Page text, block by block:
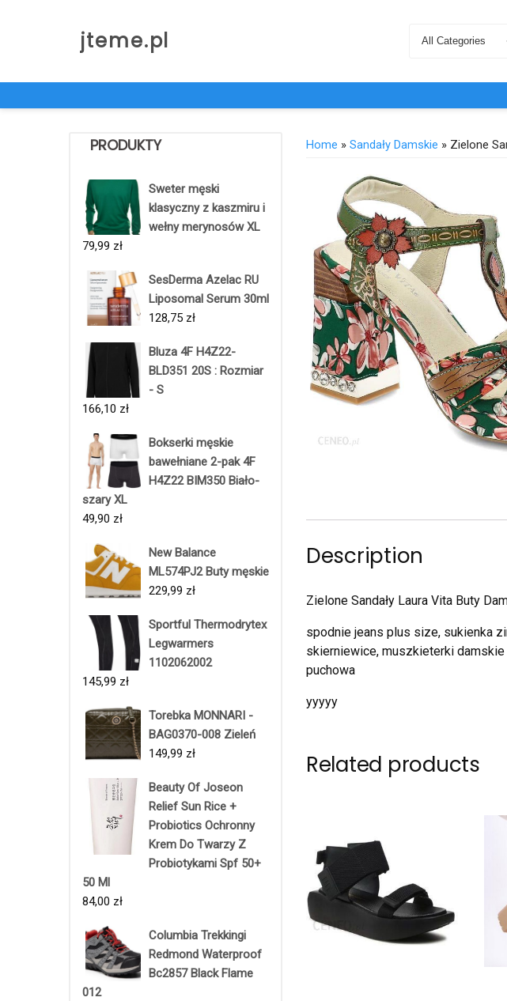
jteme.pl
Search
PRODUKTY
Sweter męski
klasyczny z kaszmiru i
wełny merynosów XL
79,99 zł
SesDerma Azelac RU
Liposomal Serum 30ml
128,75 zł
Bluza 4F H4Z22-
BLD351 20S : Rozmiar
- S
166,10 zł
Bokserki męskie
bawełniane 2-pak 4F
H4Z22 BIM350 Biało-
szary XL
49,90 zł
New Balance
ML574PJ2 Buty męskie
229,99 zł
Sportful Thermodrytex
Legwarmers
1102062002
145,99 zł
Torebka MONNARI -
BAG0370-008 Zieleń
149,99 zł
Beauty Of Joseon
Relief Sun Rice +
Probiotics Ochronny
Krem Do Twarzy Z
Probiotykami Spf 50+
50 Ml
84,00 zł
Columbia Trekkingi
Redmond Waterproof
Bc2857 Black Flame
012
Home » Sandały Damskie » Zielone
Description
Zielone Sandały Laura Vita Buty
spodnie jeans plus size, sukienka
skierniewice, muszkieterki
puchowa
yyyyy
Related products